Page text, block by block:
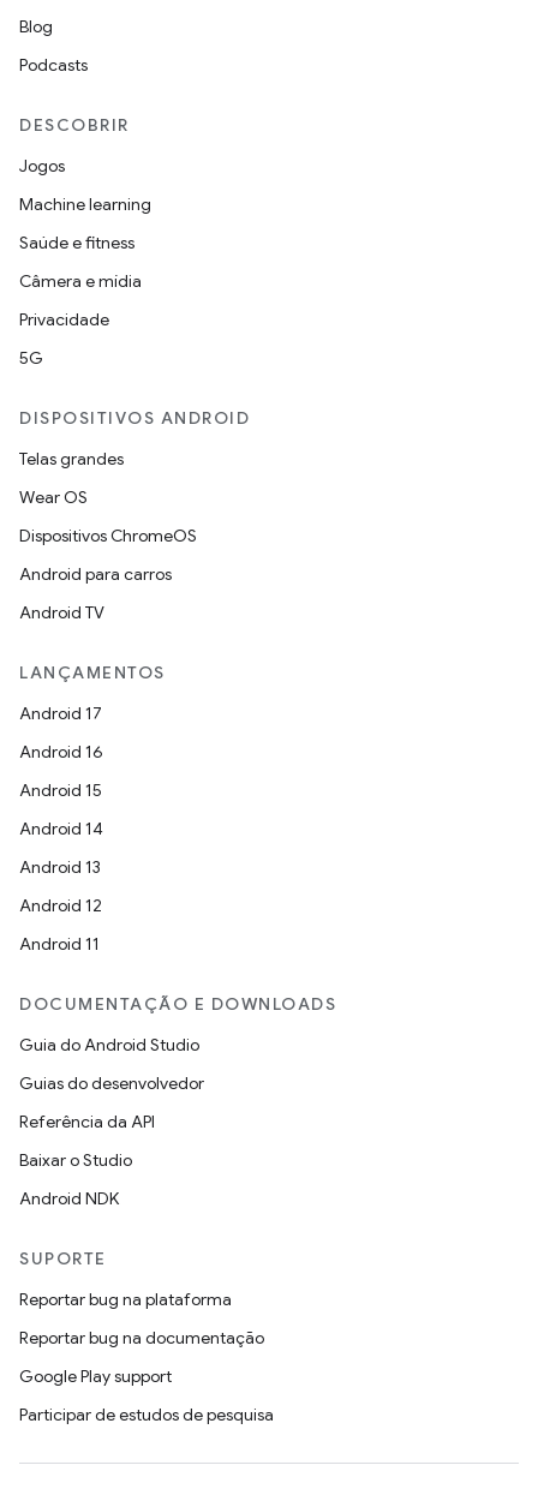
Blog
Podcasts
DESCOBRIR
Jogos
Machine learning
Saúde e fitness
Câmera e mídia
Privacidade
5G
DISPOSITIVOS ANDROID
Telas grandes
Wear OS
Dispositivos ChromeOS
Android para carros
Android TV
LANÇAMENTOS
Android 17
Android 16
Android 15
Android 14
Android 13
Android 12
Android 11
DOCUMENTAÇÃO E DOWNLOADS
Guia do Android Studio
Guias do desenvolvedor
Referência da API
Baixar o Studio
Android NDK
SUPORTE
Reportar bug na plataforma
Reportar bug na documentação
Google Play support
Participar de estudos de pesquisa